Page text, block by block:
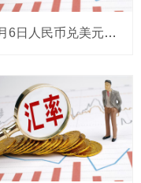
8月6日人民币兑美元中间价报6.7895，下调6个基点